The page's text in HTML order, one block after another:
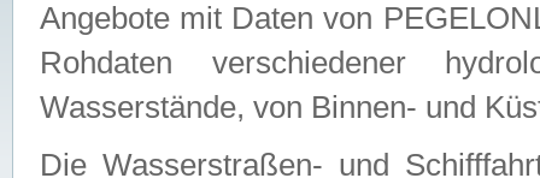
Angebote mit Daten von
Rohdaten verschiedener
Wasserstände, von Binnen- und
Die Wasserstraßen- und